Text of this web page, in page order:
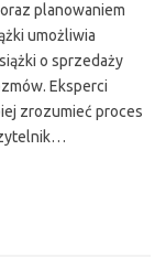
planowaniem
umożliwia
o sprzedaży
Eksperci
zrozumieć proces